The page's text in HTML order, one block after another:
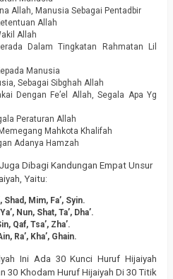
Allah, Manusia Sebagai Pentadbir
Allah
Allah
Dalam Tingkatan Rahmatan Lil
Manusia
Sebagai Sibghah Allah
Dengan Fe’el Allah, Segala Apa Yg
Peraturan Allah
Mahkota Khalifah
Adanya Hamzah
Dibagi Kandungan Empat Unsur
Yaitu:
Shad, Mim, Fa’, Syin.
Nun, Shat, Ta’, Dha’.
Qaf, Tsa’, Zha’.
Ra’, Kha’, Ghain.
Ini Ada 30 Kunci Huruf Hijaiyah
30 Khodam Huruf Hijaiyah Di 30 Titik